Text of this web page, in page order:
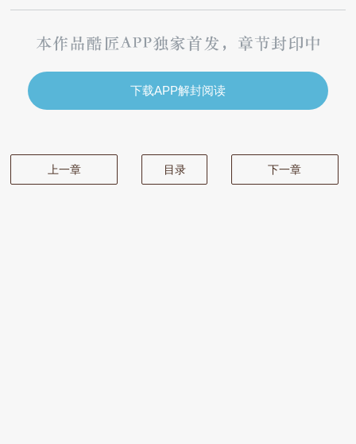
下载APP解封阅读
上一章 目录 下一章